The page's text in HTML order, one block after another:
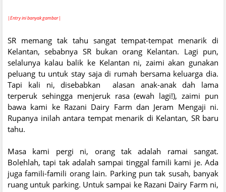
|Entry ini banyak gambar|
SR memang tak tahu sangat tempat-tempat menarik di
Kelantan, sebabnya SR bukan orang Kelantan. Lagi pun,
selalunya kalau balik ke Kelantan ni, zaimi akan gunakan
peluang tu untuk stay saja di rumah bersama keluarga dia.
Tapi kali ni, disebabkan alasan anak-anak dah lama
terperuk sehingga menjeruk rasa (ewah lagi!), zaimi pun
bawa kami ke Razani Dairy Farm dan Jeram Mengaji ni.
Rupanya inilah antara tempat menarik di Kelantan, SR baru
tahu.
Masa kami pergi ni, orang tak adalah ramai sangat.
Bolehlah, tapi tak adalah sampai tinggal famili kami je. Ada
juga famili-famili orang lain. Parking pun tak susah, banyak
ruang untuk parking. Untuk sampai ke Razani Dairy Farm ni,